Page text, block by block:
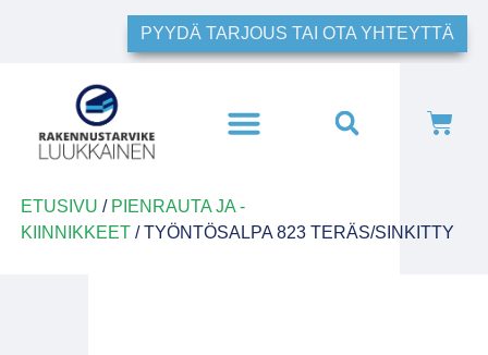
PYYDÄ TARJOUS TAI OTA YHTEYTTÄ
ETUSIVU / PIENRAUTA JA -
KIINNIKKEET/ TYÖNTÖSALPA 823 TERÄS/SINKITTY